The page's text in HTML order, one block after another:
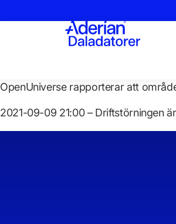
OpenUniverse rapporterar att
2021-09-09 21:00 – Driftstörningen